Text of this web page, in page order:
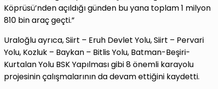
Köprüsü’nden açıldığı günden bu yana toplam 1 milyon
810 bin araç geçti.”
Uraloğlu ayrıca, Siirt – Eruh Devlet Yolu, Siirt – Pervari
Yolu, Kozluk – Baykan – Bitlis Yolu, Batman-Beşiri-
Kurtalan Yolu BSK Yapılması gibi 8 önemli karayolu
projesinin çalışmalarının da devam ettiğini kaydetti.